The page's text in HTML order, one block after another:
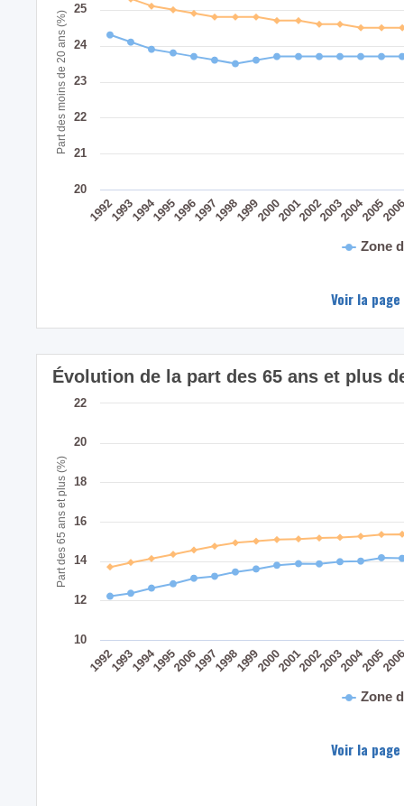
Part des moins de 20 ans (%)
Zone
19921993199419951996199719981999200020012002200320042005
20
21
22
23
24
25
Voir la
Part des 65 ans et plus (%)
Évolution de la part des 65 ans et plus
Zone
19921993199419952006199719981999200020012002200320042005
10
12
14
16
18
20
22
Voir la